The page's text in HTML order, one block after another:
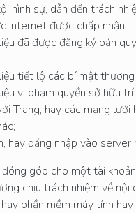
hình sự, dẫn đến trách
internet được chấp nhận;
đã được đăng ký bản
tiết lộ các bí mật
vi phạm quyền sở hữu
Trang, hay các mạng
hay đăng nhập vào
góp cho một tài
chịu trách nhiệm về
phần mềm máy tính